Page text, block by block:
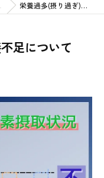
栄養過多(摂り過ぎ)と栄養不足について
足について